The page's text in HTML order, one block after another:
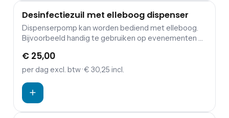
Desinfectiezuil met elleboog dispenser
Dispenserpomp kan worden bediend met elleboog.
Bijvoorbeeld handig te gebruiken op evenementen of
€ 25,00
per dag excl. btw· € 30,25 incl.